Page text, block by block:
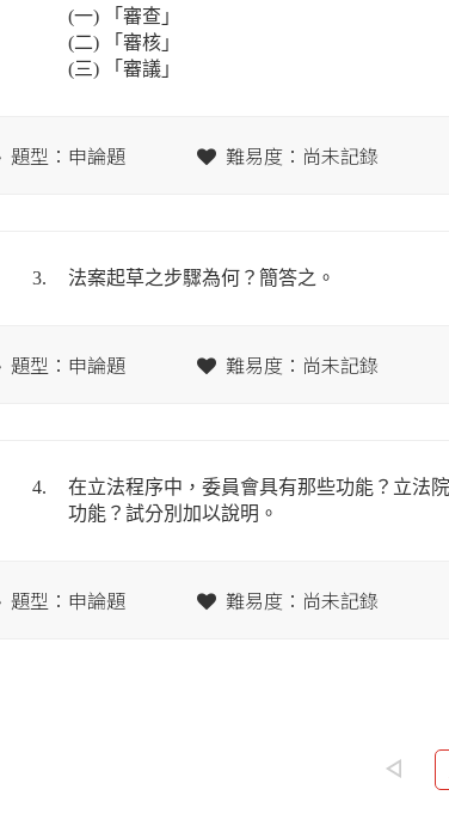
(一) 「審查」
(二) 「審核」
(三) 「審議」
題型：申論題 難易度：尚未記錄
3. 法案起草之步驟為何？簡答之。
題型：申論題 難易度：尚未記錄
4.
在立法程序中，委員會具有那些功能？立法
功能？試分別加以說明。
題型：申論題 難易度：尚未記錄